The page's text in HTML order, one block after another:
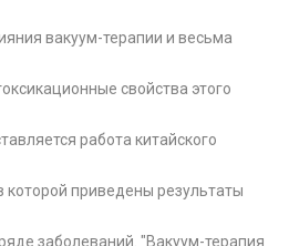
вакуум-терапии и весьма
свойства этого
работа китайского
которой приведены результаты
заболеваний. "Вакуум-терапия